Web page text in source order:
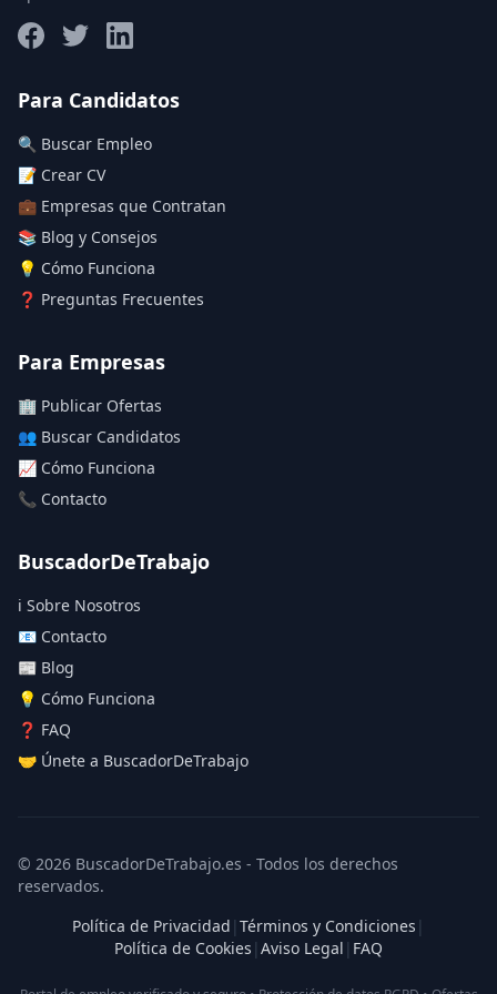
Deja vacío para "sin límite"
Aplicar filtros
Para Candidatos
🔍 Buscar Empleo
📝 Crear CV
💼 Empresas que Contratan
📚 Blog y Consejos
💡 Cómo Funciona
❓ Preguntas Frecuentes
Para Empresas
🏢 Publicar Ofertas
👥 Buscar Candidatos
📈 Cómo Funciona
📞 Contacto
BuscadorDeTrabajo
ℹ️ Sobre Nosotros
📧 Contacto
📰 Blog
💡 Cómo Funciona
❓ FAQ
🤝 Únete a BuscadorDeTrabajo
© 2026 BuscadorDeTrabajo.es - Todos los derechos
reservados.
Política de Privacidad | Términos y Condiciones |
Política de Cookies | Aviso Legal | FAQ